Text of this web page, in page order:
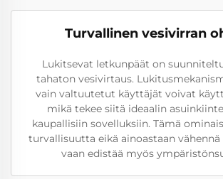
Turvallinen vesivirran
Lukitsevat letkunpäät on
tahaton vesivirtaus.
vain valtuutetut käyttäjät voivat
mikä tekee siitä ideaalin
kaupallisiin sovelluksiin. Tämä
turvallisuutta eikä ainoastaan vähennä
vaan edistää myös